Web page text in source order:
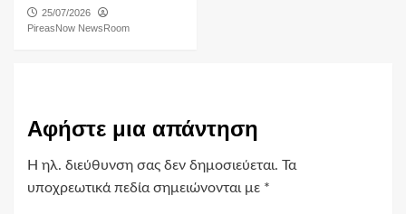
25/07/2026
PireasNow NewsRoom
Αφήστε μια απάντηση
Η ηλ. διεύθυνση σας δεν δημοσιεύεται. Τα
υποχρεωτικά πεδία σημειώνονται με *